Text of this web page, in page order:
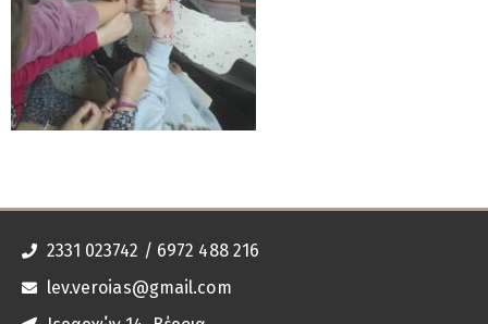
2331 023742 / 6972 488 216
lev.veroias@gmail.com